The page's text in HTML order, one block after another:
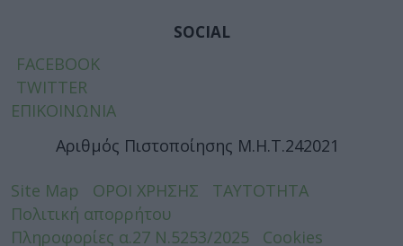
SOCIAL
FACEBOOK
TWITTER
ΕΠΙΚΟΙΝΩΝΙΑ
Αριθμός Πιστοποίησης Μ.Η.Τ.242021
Site Map ΟΡΟΙ ΧΡΗΣΗΣ
ΤΑΥΤΟΤΗΤΑ
Πολιτική απορρήτου
Πληροφορίες α.27 Ν.5253/2025
Cookies